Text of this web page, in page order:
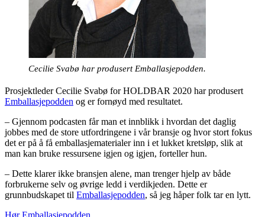
Cecilie Svabø har produsert Emballasjepodden.
Prosjektleder Cecilie Svabø for HOLDBAR 2020 har produsert
Emballasjepodden og er fornøyd med resultatet.
– Gjennom podcasten får man et innblikk i hvordan det daglig
jobbes med de store utfordringene i vår bransje og hvor stort fokus
det er på å få emballasjematerialer inn i et lukket kretsløp, slik at
man kan bruke ressursene igjen og igjen, forteller hun.
– Dette klarer ikke bransjen alene, man trenger hjelp av både
forbrukerne selv og øvrige ledd i verdikjeden. Dette er
grunnbudskapet til Emballasjepodden, så jeg håper folk tar en lytt.
Hør Emballasjepodden